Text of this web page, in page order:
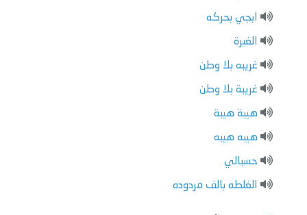
ابجي بحركه
الغيرة
غريبه بلا وطن
غريبة بلا وطن
هيبة هيبة
هيبه هيبه
حسبالي
الغلطه بالف مردوده